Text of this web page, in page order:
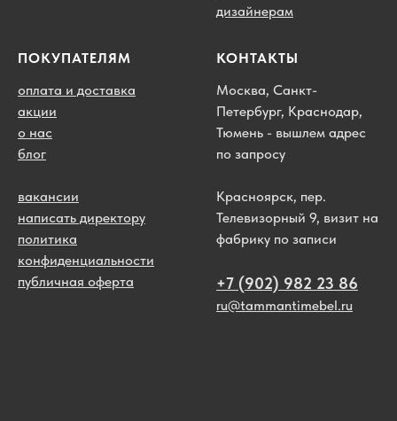
дизайнерам
ПОКУПАТЕЛЯМ
оплата и доставка
акции
о нас
блог
вакансии
написать директору
политика
конфиденциальности
публичная оферта
КОНТАКТЫ
Москва, Санкт-
Петербург, Краснодар,
Тюмень - вышлем адрес
по запросу
Красноярск, пер.
Телевизорный 9, визит на
фабрику по записи
+7 (902) 982 23 86
ru@tammantimebel.ru